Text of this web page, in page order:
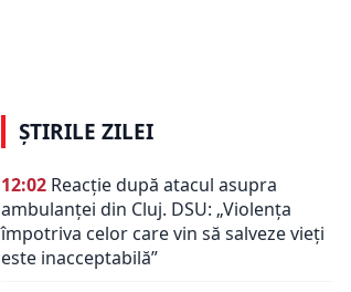
ȘTIRILE ZILEI
12:02 Reacție după atacul asupra
ambulanței din Cluj. DSU: „Violența
împotriva celor care vin să salveze vieți
este inacceptabilă”